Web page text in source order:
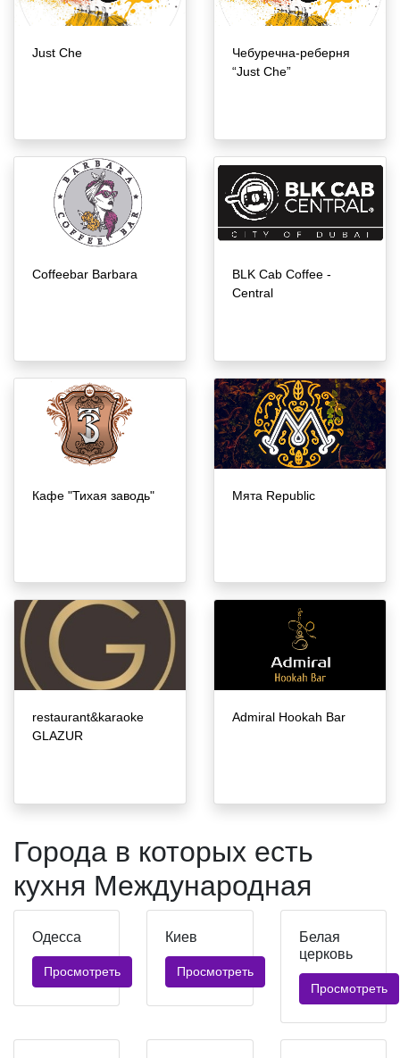
Just Che
Чебуречна-реберня
“Just Che”
Coffeebar Barbara
BLK Cab Coffee -
Central
Кафе "Тихая заводь" Мята Republic
restaurant&karaoke
GLAZUR
Admiral Hookah Bar
Города в которых есть
кухня Международная
Одесса
Просмотреть
Киев
Просмотреть
Белая
церковь
Просмотреть